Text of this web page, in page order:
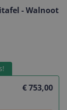
- Walnoot
€ 753,00